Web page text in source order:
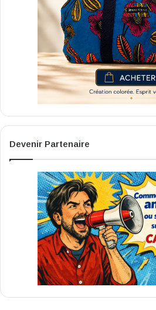
Devenir Partenaire